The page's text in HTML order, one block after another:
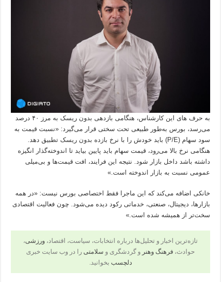
به حرف های این کارشناس، هنگامی بازدهی بدون ریسک به مرز ۴۰ درصد
می‌رسد، بورس به‌طور طبیعی تحت سختی قرار می‌گیرد: «نسبت قیمت به
سود سهام (P/E) باید خودش را با نرخ بازده بدون ریسک تطبیق دهد.
هنگامی نرخ بالا می‌رود، قیمت سهام باید پایین بیاید تا اندوخته‌گذار انگیزه
داشته باشد داخل بازار شود. نتیجه این فرایند، افت قیمت‌ها و بی‌میلی
عمومی نسبت به بازار اندوخته است.»
خانکی اضافه می‌کند که این ماجرا فقط اختصاصی بورس نیست: «در همه
بازارها، دیجیتال، صنعتی، خدماتی رکود دیده می‌شود. چون فعالیت اقتصادی
سخت‌تر از همیشه شده است.»
تازه‌ترین اخبار و تحلیل‌ها درباره انتخابات، سیاست، اقتصاد، ورزشی،
حوادث، فرهنگ وهنر و گردشگری و سلامتی را در وب سایت خبری
دلچسب بخوانید.